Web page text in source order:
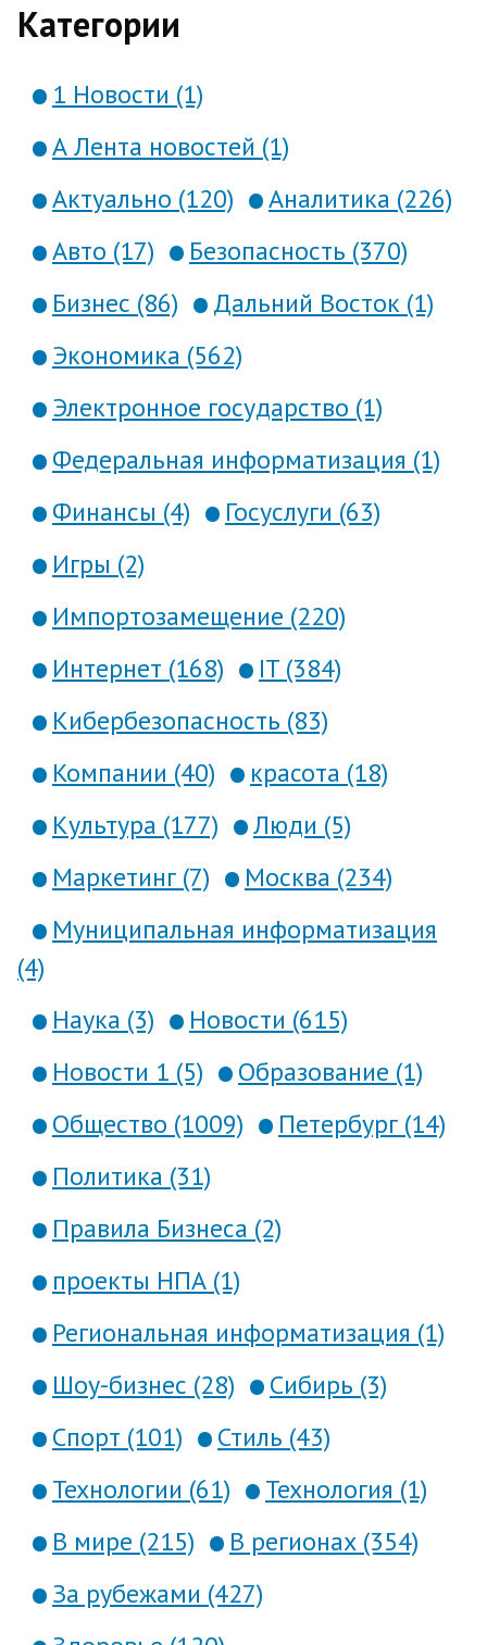
воинского учёт...
Категории
1 Новости (1)
А Лента новостей (1)
Актуально (120)
Аналитика (226)
Авто (17)
Безопасность (370)
Бизнес (86)
Дальний Восток (1)
Экономика (562)
Электронное государство (1)
Федеральная информатизация (1)
Финансы (4)
Госуслуги (63)
Игры (2)
Импортозамещение (220)
Интернет (168)
IT (384)
Кибербезопасность (83)
Компании (40)
красота (18)
Культура (177)
Люди (5)
Маркетинг (7)
Москва (234)
Муниципальная информатизация
(4)
Наука (3)
Новости (615)
Новости 1 (5)
Образование (1)
Общество (1009)
Петербург (14)
Политика (31)
Правила Бизнеса (2)
проекты НПА (1)
Региональная информатизация (1)
Шоу-бизнес (28)
Сибирь (3)
Спорт (101)
Стиль (43)
Технологии (61)
Технология (1)
В мире (215)
В регионах (354)
За рубежами (427)